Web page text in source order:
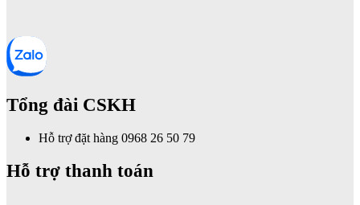
Tổng đài CSKH
Hỗ trợ đặt hàng 0968 26 50 79
Hỗ trợ thanh toán